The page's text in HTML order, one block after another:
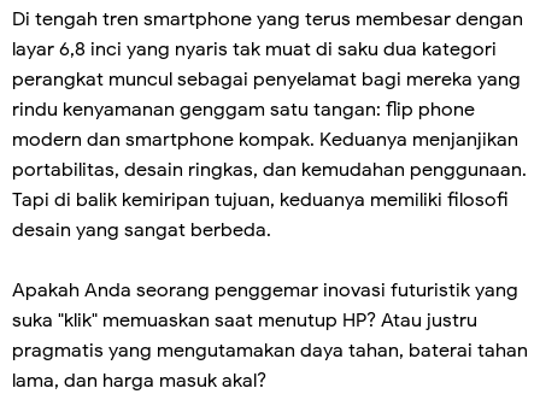
Di tengah tren smartphone yang terus membesar dengan
layar 6,8 inci yang nyaris tak muat di saku dua kategori
perangkat muncul sebagai penyelamat bagi mereka yang
rindu kenyamanan genggam satu tangan: flip phone
modern dan smartphone kompak. Keduanya menjanjikan
portabilitas, desain ringkas, dan kemudahan penggunaan.
Tapi di balik kemiripan tujuan, keduanya memiliki filosofi
desain yang sangat berbeda.
Apakah Anda seorang penggemar inovasi futuristik yang
suka "klik" memuaskan saat menutup HP? Atau justru
pragmatis yang mengutamakan daya tahan, baterai tahan
lama, dan harga masuk akal?